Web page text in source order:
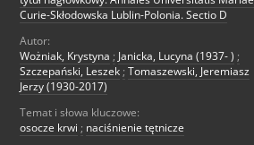
Curie-Skłodowska Lublin-Polonia. Sectio D
Autor:
Wożniak, Krystyna ; Janicka, Lucyna (1937- ) ;
Szczepański, Leszek ; Tomaszewski, Jeremiasz
Jerzy (1930-2017)
Temat i słowa kluczowe:
osocze krwi ; naciśnienie tętnicze